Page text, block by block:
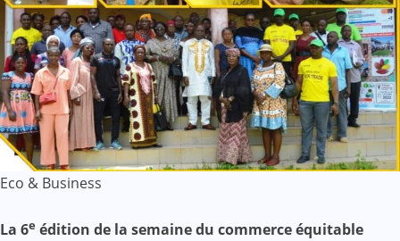
Eco & Business
La 6e édition de la semaine du commerce équitable